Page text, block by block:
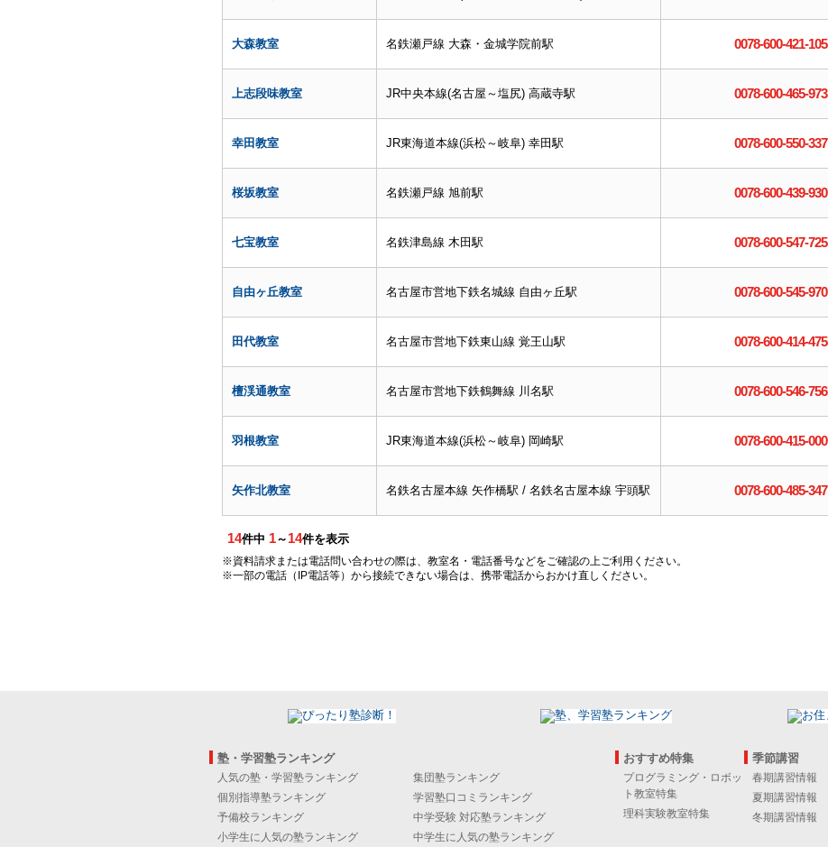
大森教室 名鉄瀬戸線 大森・金城学院前駅 0078-600-421-105
上志段味教室 JR中央本線(名古屋～塩尻) 高蔵寺駅 0078-600-465-973
幸田教室 JR東海道本線(浜松～岐阜) 幸田駅 0078-600-550-337
桜坂教室 名鉄瀬戸線 旭前駅 0078-600-439-930
七宝教室 名鉄津島線 木田駅 0078-600-547-725
自由ヶ丘教室 名古屋市営地下鉄名城線 自由ヶ丘駅 0078-600-545-970
田代教室 名古屋市営地下鉄東山線 覚王山駅 0078-600-414-475
檀渓通教室 名古屋市営地下鉄鶴舞線 川名駅 0078-600-546-756
羽根教室 JR東海道本線(浜松～岐阜) 岡崎駅 0078-600-415-000
矢作北教室 名鉄名古屋本線 矢作橋駅 / 名鉄名古屋本線 宇頭駅 0078-600-485-347
14件中 1～ 14件を表示
※資料請求または電話問い合わせの際は、教室名・電話番号などをご確認の上ご利用ください。
※一部の電話（IP電話等）から接続できない場合は、携帯電話からおかけ直しください。
塾・学習塾ランキング
人気の塾・学習塾ランキング
集団塾ランキング
個別指導塾ランキング
学習塾口コミランキング
予備校ランキング
中学受験 対応塾ランキング
小学生に人気の塾ランキング
中学生に人気の塾ランキング
おすすめ特集
プログラミング・ロボッ
ト教室特集
理科実験教室特集
季節講習
春期講習情報
夏期講習情報
冬期講習情報